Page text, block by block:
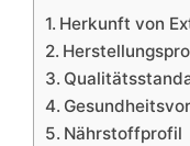
Herkunft von
Nährstoffprofil